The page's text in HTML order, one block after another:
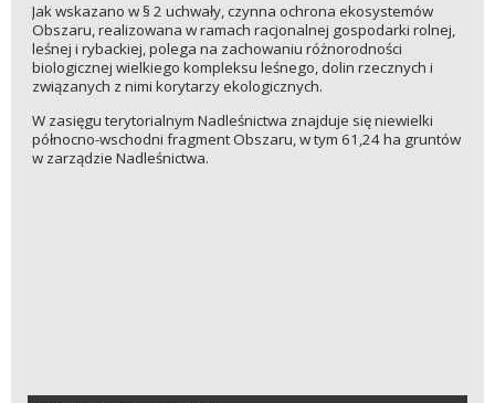
Jak wskazano w § 2 uchwały, czynna ochrona ekosystemów
Obszaru, realizowana w ramach racjonalnej gospodarki rolnej,
leśnej i rybackiej, polega na zachowaniu różnorodności
biologicznej wielkiego kompleksu leśnego, dolin rzecznych i
związanych z nimi korytarzy ekologicznych.
W zasięgu terytorialnym Nadleśnictwa znajduje się niewielki
północno-wschodni fragment Obszaru, w tym 61,24 ha gruntów
w zarządzie Nadleśnictwa.